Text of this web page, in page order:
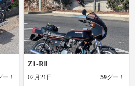
ー！
Z1-RⅡ
02月21日 59グー！